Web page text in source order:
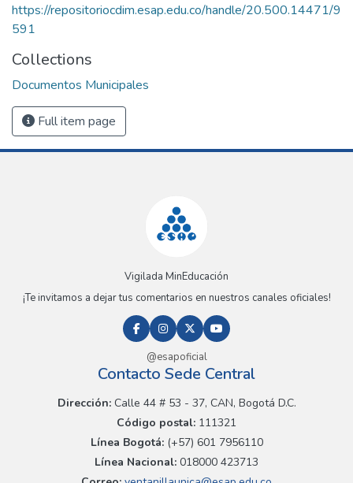
https://repositoriocdim.esap.edu.co/handle/20.500.14471/9
591
Collections
Documentos Municipales
Full item page
Vigilada MinEducación
¡Te invitamos a dejar tus comentarios en nuestros canales oficiales!
@esapoficial
Contacto Sede Central
Dirección:Calle 44 # 53 - 37, CAN, Bogotá D.C.
Código postal: 111321
Línea Bogotá:(+57) 601 7956110
Línea Nacional: 018000 423713